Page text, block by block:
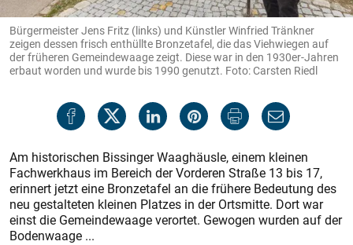
Bürgermeister Jens Fritz (links) und Künstler Winfried Tränkner
zeigen dessen frisch enthüllte Bronzetafel, die das Viehwiegen auf
der früheren Gemeindewaage zeigt. Diese war in den 1930er-Jahren
erbaut worden und wurde bis 1990 genutzt. Foto: Carsten Riedl
Am historischen Bissinger Waaghäusle, einem kleinen
Fachwerkhaus im Bereich der Vorderen Straße 13 bis 17,
erinnert jetzt eine Bronzetafel an die frühere Bedeutung des
neu gestalteten kleinen Platzes in der Ortsmitte. Dort war
einst die Gemeindewaage verortet. Gewogen wurden auf der
Bodenwaage ...